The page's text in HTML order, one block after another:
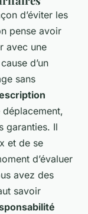
d’éviter les
pense avoir
avec une
d’un
sans
garanties. Il
et de se
d’évaluer
avez des
savoir